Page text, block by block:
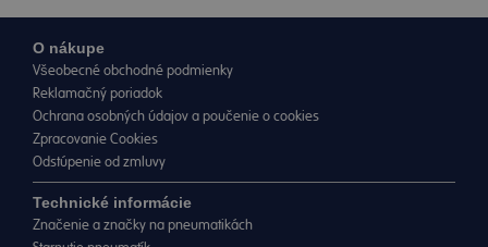
O nákupe
Všeobecné obchodné podmienky
Reklamačný poriadok
Ochrana osobných údajov a poučenie o cookies
Zpracovanie Cookies
Odstúpenie od zmluvy
Technické informácie
Značenie a značky na pneumatikách